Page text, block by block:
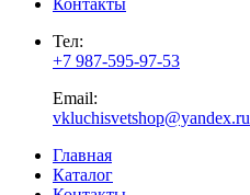
Контакты
Тел:
+7 987-595-97-53
Email:
vkluchisvetshop@yandex.ru
Главная
Каталог